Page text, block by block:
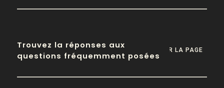
Trouvez la réponses aux
questions fréquemment posées
VOIR LA PAGE